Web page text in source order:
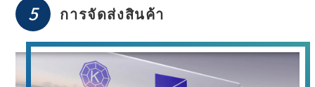
5 การจัดส่งสินค้า